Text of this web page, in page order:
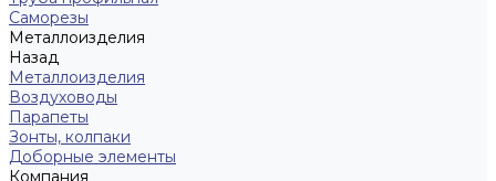
Саморезы
Металлоизделия
Назад
Металлоизделия
Воздуховоды
Парапеты
Зонты, колпаки
Доборные элементы
Компания